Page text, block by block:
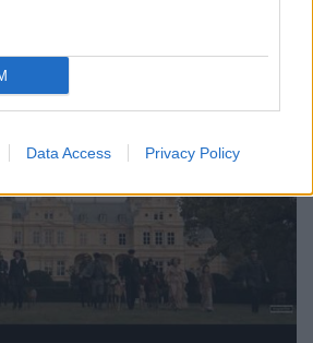
Data Access Privacy Policy